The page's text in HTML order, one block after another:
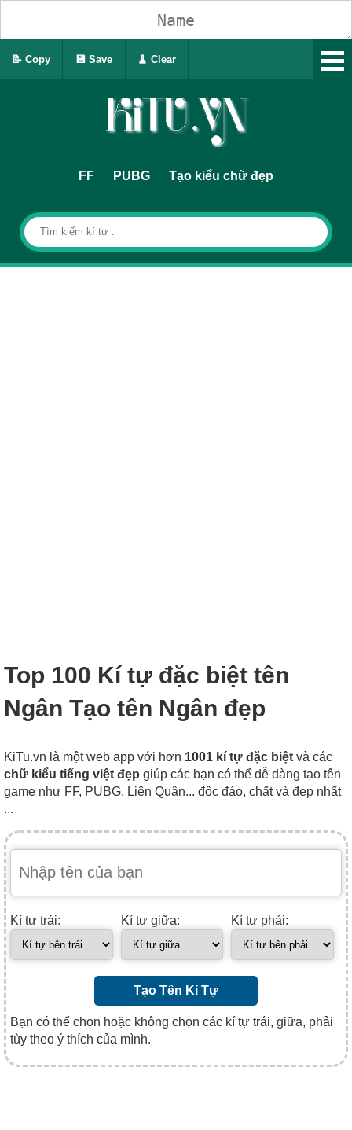
FF PUBG Tạo kiểu chữ đẹp
Top 100 Kí tự đặc biệt tên
Ngân Tạo tên Ngân đẹp
KiTu.vn là một web app với hơn 1001 kí tự đặc biệt và các
chữ kiểu tiếng việt đẹp giúp các bạn có thể dễ dàng tạo tên
game như FF, PUBG, Liên Quân... độc đáo, chất và đẹp nhất
...
Kí tự trái: Kí tự giữa: Kí tự phải:
Tạo Tên Kí Tự
Bạn có thể chọn hoặc không chọn các kí tự trái, giữa, phải
tùy theo ý thích của mình.
📝 Copy 💾 Save 🧹 Clear